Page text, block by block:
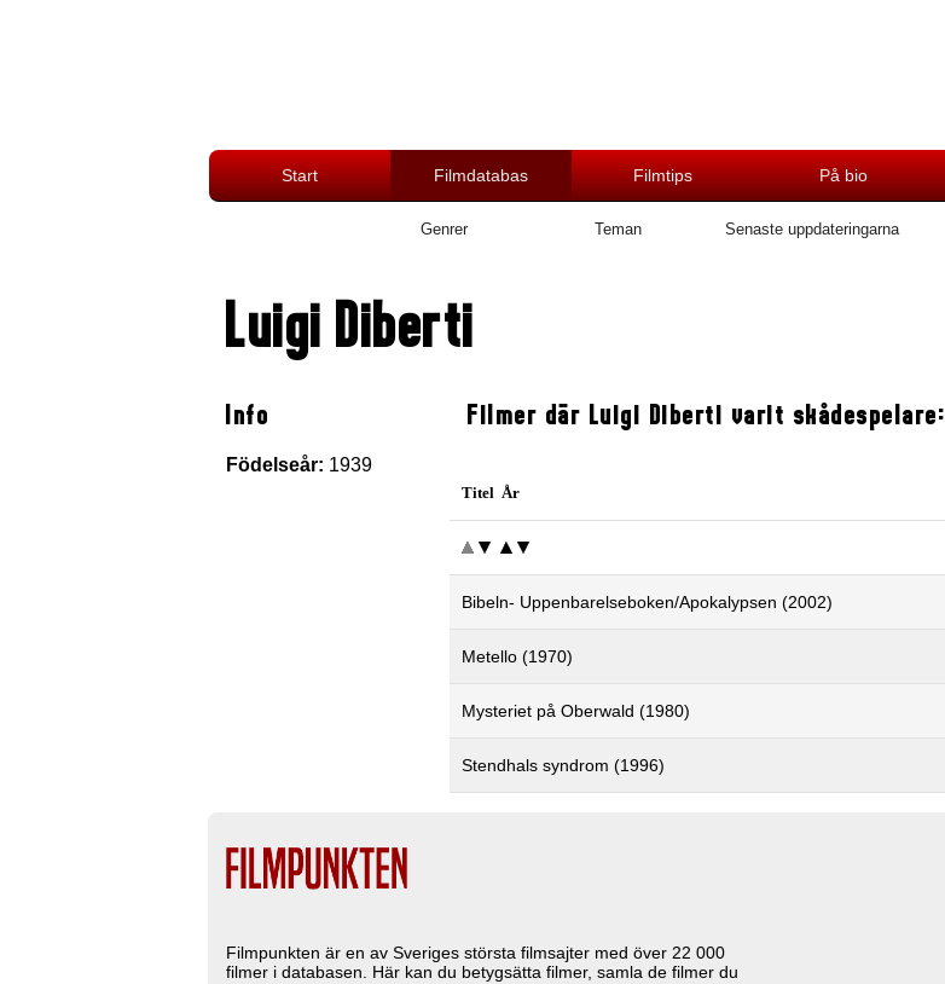
Start Filmdatabas Filmtips På bio
Genrer Teman Senaste uppdateringarna
Luigi Diberti
Info
Födelseår: 1939
Filmer där Luigi Diberti varit skådespelare:
Titel År
Bibeln- Uppenbarelseboken/Apokalypsen (2002)
Metello (1970)
Mysteriet på Oberwald (1980)
Stendhals syndrom (1996)
Filmpunkten är en av Sveriges största filmsajter med över 22 000
filmer i databasen. Här kan du betygsätta filmer, samla de filmer du